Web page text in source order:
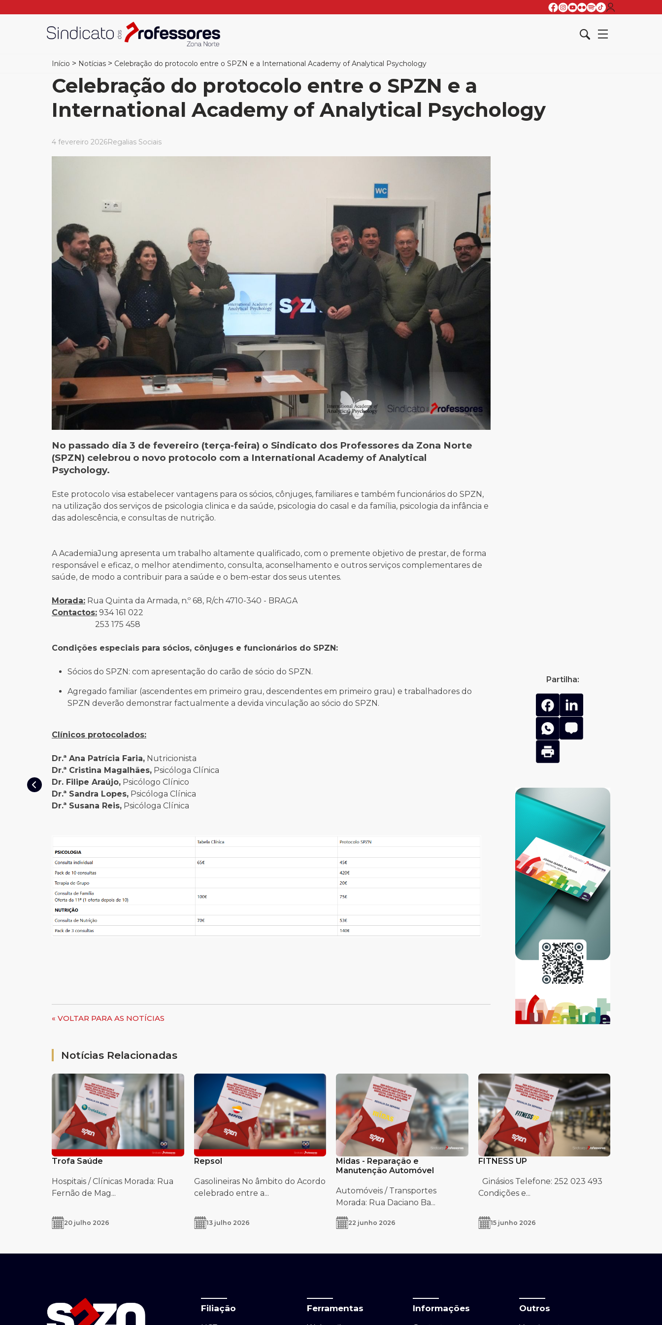
Início > Notícias > Celebração do protocolo entre o SPZN e a International Academy of Analytical Psychology
Celebração do protocolo entre o SPZN e a
International Academy of Analytical Psychology
4 fevereiro 2026Regalias Sociais
No passado dia 3 de fevereiro (terça-feira) o Sindicato dos Professores da Zona Norte
(SPZN) celebrou o novo protocolo com a International Academy of Analytical
Psychology.
Este protocolo visa estabelecer vantagens para os sócios, cônjuges, familiares e também funcionários do SPZN,
na utilização dos serviços de psicologia clinica e da saúde, psicologia do casal e da família, psicologia da infância e
das adolescência, e consultas de nutrição.
A AcademiaJung apresenta um trabalho altamente qualificado, com o premente objetivo de prestar, de forma
responsável e eficaz, o melhor atendimento, consulta, aconselhamento e outros serviços complementares de
saúde, de modo a contribuir para a saúde e o bem-estar dos seus utentes.
Morada: Rua Quinta da Armada, n.º 68, R/ch 4710-340 - BRAGA
Contactos: 934 161 022
253 175 458
Condições especiais para sócios, cônjuges e funcionários do SPZN:
Sócios do SPZN: com apresentação do carão de sócio do SPZN.
Agregado familiar (ascendentes em primeiro grau, descendentes em primeiro grau) e trabalhadores do
SPZN deverão demonstrar factualmente a devida vinculação ao sócio do SPZN.
Clínicos protocolados:
Dr.ª Ana Patrícia Faria, Nutricionista
Dr.ª Cristina Magalhães, Psicóloga Clínica
Dr. Filipe Araújo, Psicólogo Clínico
Dr.ª Sandra Lopes, Psicóloga Clínica
Dr.ª Susana Reis, Psicóloga Clínica
« VOLTAR PARA AS NOTÍCIAS
Partilha:
Notícias Relacionadas
Trofa Saúde
Hospitais / Clínicas Morada: Rua
Fernão de Mag...
20 julho 2026
Repsol
Gasolineiras No âmbito do Acordo
celebrado entre a...
13 julho 2026
Midas - Reparação e
Manutenção Automóvel
Automóveis / Transportes
Morada: Rua Daciano Ba...
22 junho 2026
FITNESS UP
Ginásios Telefone: 252 023 493
Condições e...
15 junho 2026
Filiação Ferramentas Informações Outros